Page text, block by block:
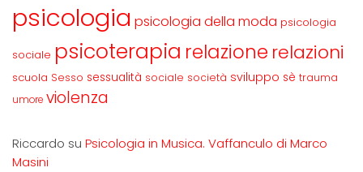
psicologia psicologia della moda psicologia
sociale psicoterapia relazione relazioni
scuola Sesso sessualità sociale società sviluppo sè trauma
umore violenza
Riccardo su Psicologia in Musica. Vaffanculo di Marco
Masini